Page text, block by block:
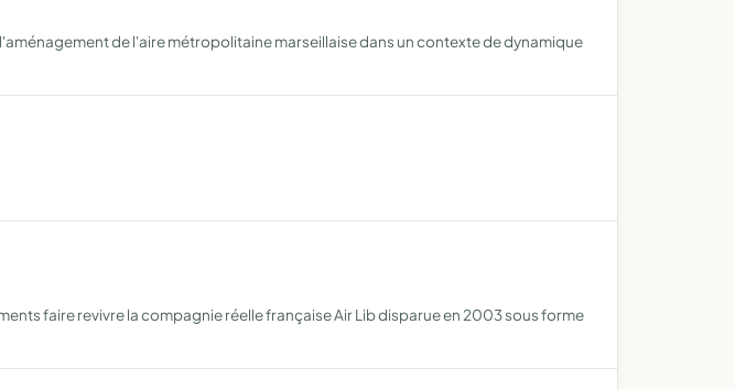
de l'aire métropolitaine marseillaise dans un contexte de dynamique
faire revivre la compagnie réelle française Air Lib disparue en 2003 sous forme